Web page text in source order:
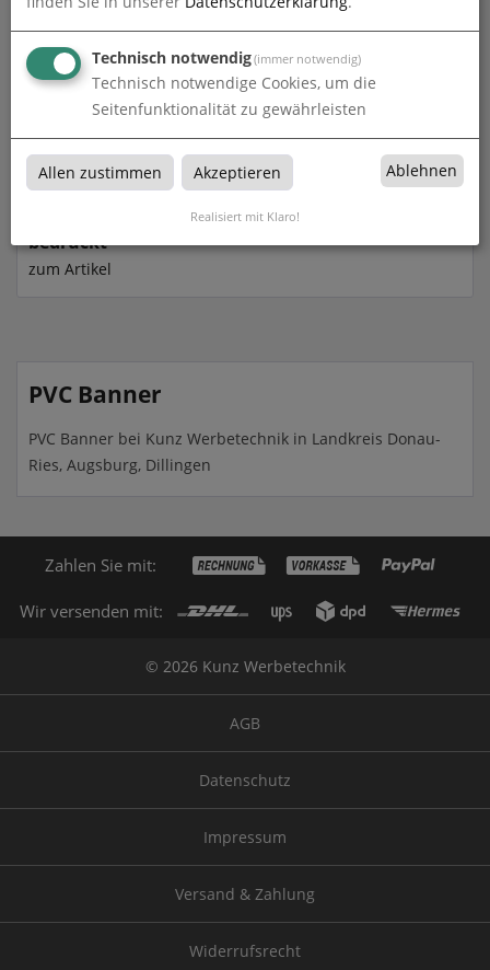
PVC Banner | individuelle Größe | einseitig
bedruckt
zum Artikel
PVC Banner
PVC Banner bei Kunz Werbetechnik in Landkreis Donau-
Ries, Augsburg, Dillingen
Zahlen Sie mit:
Wir versenden mit:
© 2026 Kunz Werbetechnik
AGB
Datenschutz
Impressum
Versand & Zahlung
Widerrufsrecht
Technisch notwendig(immer notwendig)
Technisch notwendige Cookies, um die
Seitenfunktionalität zu gewährleisten
Allen zustimmen Akzeptieren Ablehnen
Realisiert mit Klaro!